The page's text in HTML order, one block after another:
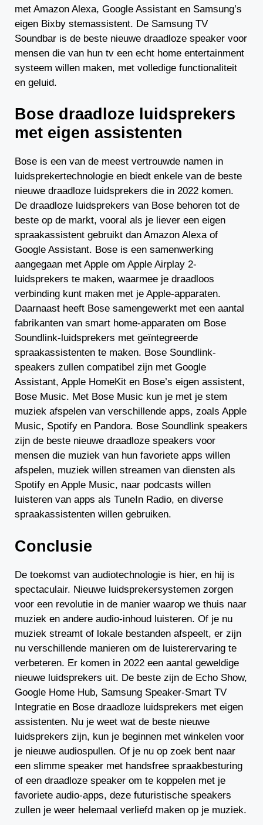
met Amazon Alexa, Google Assistant en Samsung’s
eigen Bixby stemassistent. De Samsung TV
Soundbar is de beste nieuwe draadloze speaker voor
mensen die van hun tv een echt home entertainment
systeem willen maken, met volledige functionaliteit
en geluid.
Bose draadloze luidsprekers
met eigen assistenten
Bose is een van de meest vertrouwde namen in
luidsprekertechnologie en biedt enkele van de beste
nieuwe draadloze luidsprekers die in 2022 komen.
De draadloze luidsprekers van Bose behoren tot de
beste op de markt, vooral als je liever een eigen
spraakassistent gebruikt dan Amazon Alexa of
Google Assistant. Bose is een samenwerking
aangegaan met Apple om Apple Airplay 2-
luidsprekers te maken, waarmee je draadloos
verbinding kunt maken met je Apple-apparaten.
Daarnaast heeft Bose samengewerkt met een aantal
fabrikanten van smart home-apparaten om Bose
Soundlink-luidsprekers met geïntegreerde
spraakassistenten te maken. Bose Soundlink-
speakers zullen compatibel zijn met Google
Assistant, Apple HomeKit en Bose’s eigen assistent,
Bose Music. Met Bose Music kun je met je stem
muziek afspelen van verschillende apps, zoals Apple
Music, Spotify en Pandora. Bose Soundlink speakers
zijn de beste nieuwe draadloze speakers voor
mensen die muziek van hun favoriete apps willen
afspelen, muziek willen streamen van diensten als
Spotify en Apple Music, naar podcasts willen
luisteren van apps als TuneIn Radio, en diverse
spraakassistenten willen gebruiken.
Conclusie
De toekomst van audiotechnologie is hier, en hij is
spectaculair. Nieuwe luidsprekersystemen zorgen
voor een revolutie in de manier waarop we thuis naar
muziek en andere audio-inhoud luisteren. Of je nu
muziek streamt of lokale bestanden afspeelt, er zijn
nu verschillende manieren om de luisterervaring te
verbeteren. Er komen in 2022 een aantal geweldige
nieuwe luidsprekers uit. De beste zijn de Echo Show,
Google Home Hub, Samsung Speaker-Smart TV
Integratie en Bose draadloze luidsprekers met eigen
assistenten. Nu je weet wat de beste nieuwe
luidsprekers zijn, kun je beginnen met winkelen voor
je nieuwe audiospullen. Of je nu op zoek bent naar
een slimme speaker met handsfree spraakbesturing
of een draadloze speaker om te koppelen met je
favoriete audio-apps, deze futuristische speakers
zullen je weer helemaal verliefd maken op je muziek.